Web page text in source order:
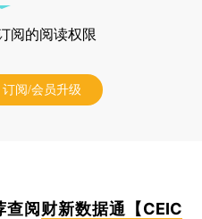
阅的阅读权限
订阅/会员升级
查阅 财新数据通【CEIC